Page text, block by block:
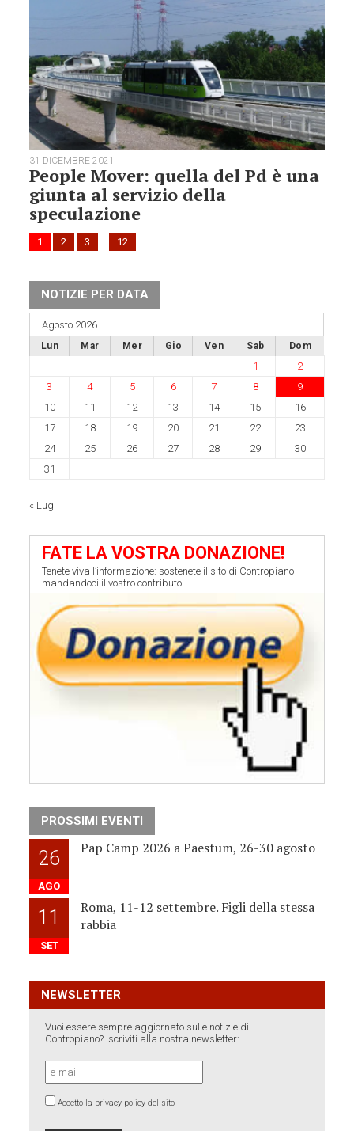
31 DICEMBRE 2021
People Mover: quella del Pd è una
giunta al servizio della
speculazione
1 2 3 … 12
NOTIZIE PER DATA
Agosto 2026
Lun Mar Mer Gio Ven Sab Dom
1
2
3
4 5 6 7 8
9
10
11 12 13 14 15
16
17
18 19 20 21 22
23
24
25 26 27 28 29
30
31
« Lug
FATE LA VOSTRA DONAZIONE!
Tenete viva l’informazione: sostenete il sito di Contropiano
mandandoci il vostro contributo!
PROSSIMI EVENTI
26
AGO
Pap Camp 2026 a Paestum, 26-30 agosto
11
SET
Roma, 11-12 settembre. Figli della stessa
rabbia
NEWSLETTER
Vuoi essere sempre aggiornato sulle notizie di
Contropiano? Iscriviti alla nostra newsletter:
Accetto la privacy policy del sito